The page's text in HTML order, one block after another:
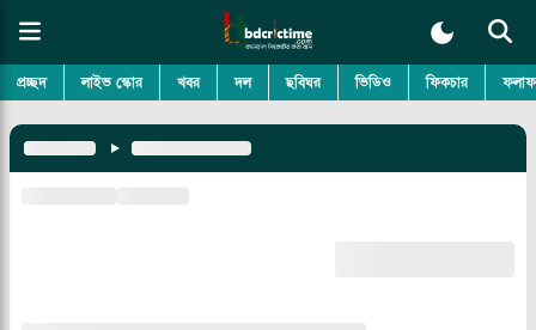
প্রচ্ছদ লাইভ স্কোর খবর দল ছবিঘর ভিডিও ফিকচার